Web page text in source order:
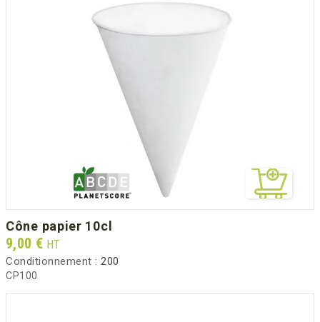
cône papier 10cl
Prix
9,00 € HT
Conditionnement : 200
CP100